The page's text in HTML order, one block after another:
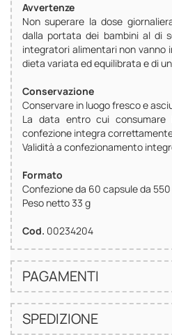
Avvertenze
Non superare la dose
dalla portata dei bambini al di
integratori alimentari non vanno
dieta variata ed equilibrata e di
Conservazione
Conservare in luogo fresco e
La data entro cui
confezione integra
Validità a confezionamento
Formato
Confezione da 60 capsule da
Peso netto 33 g
Cod. 00234204
PAGAMENTI
SPEDIZIONE